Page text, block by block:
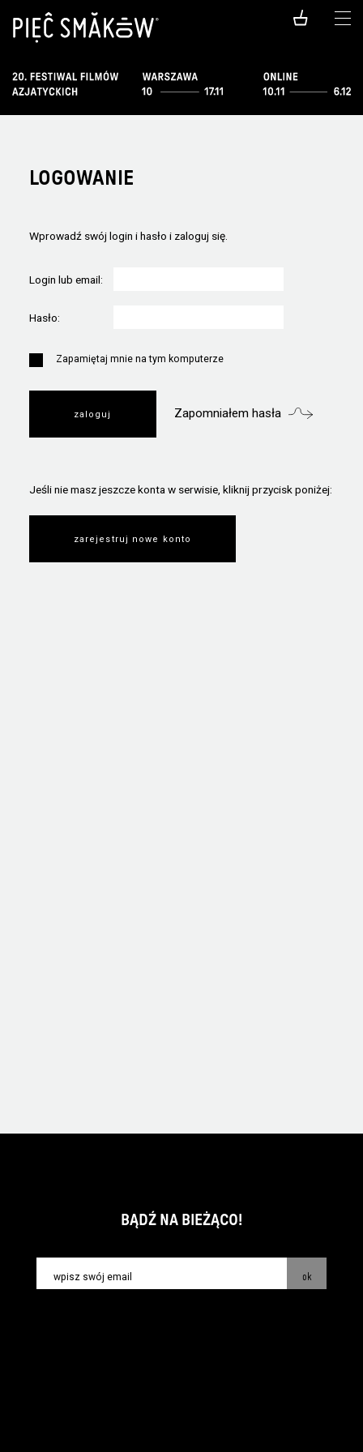
LOGOWANIE
Wprowadź swój login i hasło i zaloguj się.
Login lub email:
Hasło:
Zapamiętaj mnie na tym komputerze
Zapomniałem hasła
Jeśli nie masz jeszcze konta w serwisie, kliknij przycisk poniżej:
zarejestruj nowe konto
BĄDŹ NA BIEŻĄCO!
ok